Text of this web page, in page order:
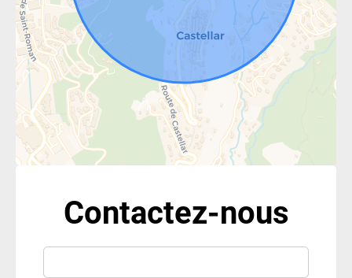
Contactez-nous